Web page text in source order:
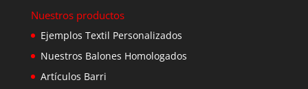
Nuestros productos
Ejemplos Textil Personalizados
Nuestros Balones Homologados
Artículos Barri